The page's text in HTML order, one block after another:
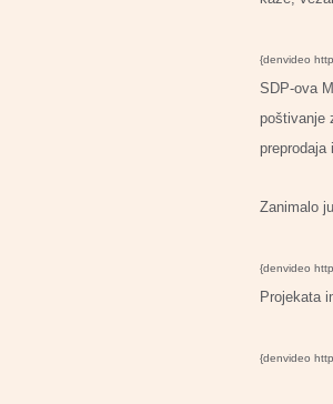
{denvideo
SDP-ova
poštivanje
Zanimalo
{denvideo
Projekata
{denvideo